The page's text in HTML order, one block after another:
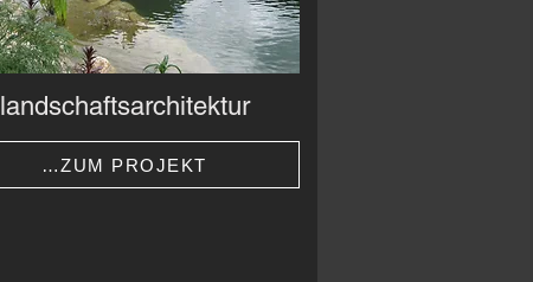
landschaftsarchitektur
…ZUM PROJEKT